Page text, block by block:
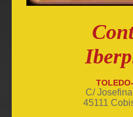
C/
45111